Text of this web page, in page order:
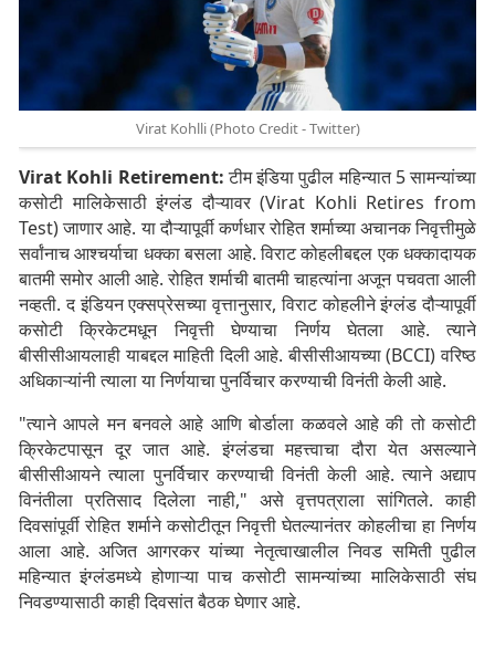
Virat Kohlli (Photo Credit - Twitter)
Virat Kohli Retirement:टीम इंडिया पुढील महिन्यात 5 सामन्यांच्या
कसोटी मालिकेसाठी इंग्लंड दौऱ्यावर (Virat Kohli Retires from
Test) जाणार आहे. या दौऱ्यापूर्वी कर्णधार रोहित शर्माच्या अचानक निवृत्तीमुळे
सर्वांनाच आश्चर्याचा धक्का बसला आहे. विराट कोहलीबद्दल एक धक्कादायक
बातमी समोर आली आहे. रोहित शर्माची बातमी चाहत्यांना अजून पचवता आली
नव्हती. द इंडियन एक्सप्रेसच्या वृत्तानुसार, विराट कोहलीने इंग्लंड दौऱ्यापूर्वी
कसोटी क्रिकेटमधून निवृत्ती घेण्याचा निर्णय घेतला आहे. त्याने
बीसीसीआयलाही याबद्दल माहिती दिली आहे. बीसीसीआयच्या (BCCI) वरिष्ठ
अधिकाऱ्यांनी त्याला या निर्णयाचा पुनर्विचार करण्याची विनंती केली आहे.
"त्याने आपले मन बनवले आहे आणि बोर्डाला कळवले आहे की तो कसोटी
क्रिकेटपासून दूर जात आहे. इंग्लंडचा महत्त्वाचा दौरा येत असल्याने
बीसीसीआयने त्याला पुनर्विचार करण्याची विनंती केली आहे. त्याने अद्याप
विनंतीला प्रतिसाद दिलेला नाही," असे वृत्तपत्राला सांगितले. काही
दिवसांपूर्वी रोहित शर्माने कसोटीतून निवृत्ती घेतल्यानंतर कोहलीचा हा निर्णय
आला आहे. अजित आगरकर यांच्या नेतृत्वाखालील निवड समिती पुढील
महिन्यात इंग्लंडमध्ये होणाऱ्या पाच कसोटी सामन्यांच्या मालिकेसाठी संघ
निवडण्यासाठी काही दिवसांत बैठक घेणार आहे.